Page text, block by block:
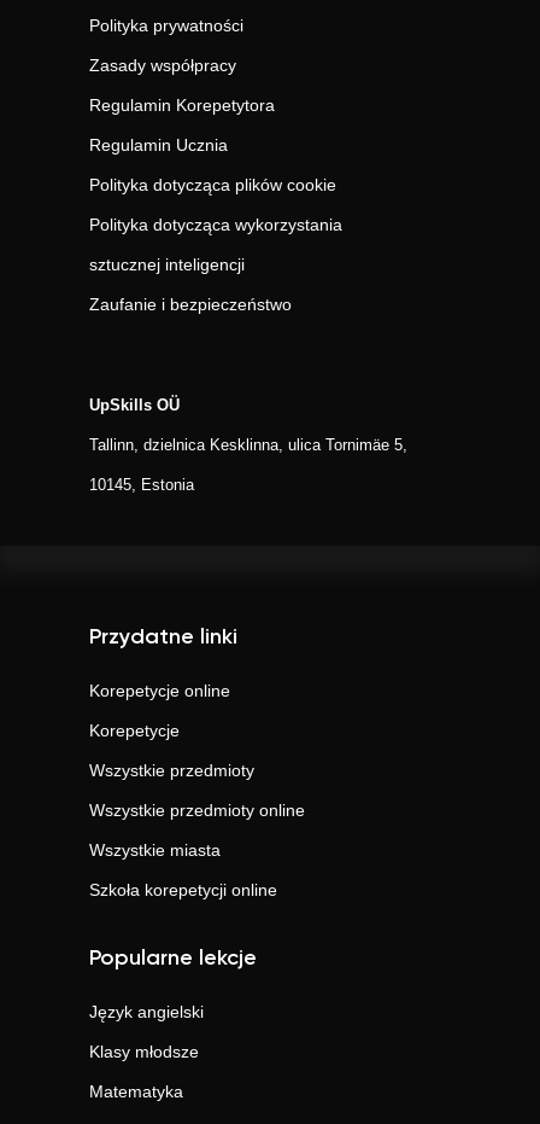
Polityka prywatności
Zasady współpracy
Regulamin Korepetytora
Regulamin Ucznia
Polityka dotycząca plików cookie
Polityka dotycząca wykorzystania
sztucznej inteligencji
Zaufanie i bezpieczeństwo
UpSkills OÜ
Tallinn, dzielnica Kesklinna, ulica Tornimäe 5,
10145, Estonia
Przydatne linki
Korepetycje online
Korepetycje
Wszystkie przedmioty
Wszystkie przedmioty online
Wszystkie miasta
Szkoła korepetycji online
Popularne lekcje
Język angielski
Klasy młodsze
Matematyka